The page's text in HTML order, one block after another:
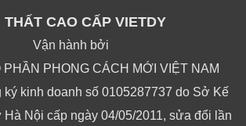
THẤT CAO CẤP VIETDY
Vận hành bởi
PHẦN PHONG CÁCH MỚI VIỆT NAM
ký kinh doanh số 0105287737 do Sở Kế
Nội cấp ngày 04/05/2011, sửa đổi lần